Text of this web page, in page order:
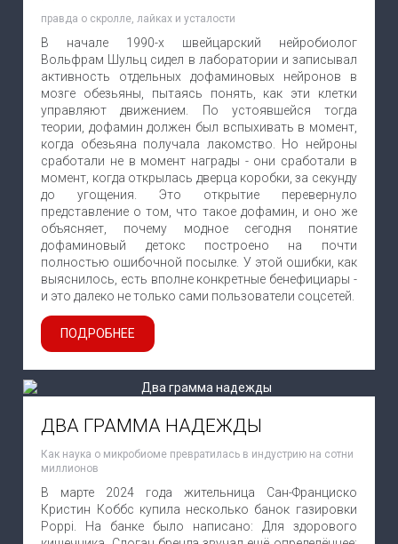
правда о скролле, лайках и усталости
В начале 1990-х швейцарский нейробиолог
Вольфрам Шульц сидел в лаборатории и записывал
активность отдельных дофаминовых нейронов в
мозге обезьяны, пытаясь понять, как эти клетки
управляют движением. По устоявшейся тогда
теории, дофамин должен был вспыхивать в момент,
когда обезьяна получала лакомство. Но нейроны
сработали не в момент награды - они сработали в
момент, когда открылась дверца коробки, за секунду
до угощения. Это открытие перевернуло
представление о том, что такое дофамин, и оно же
объясняет, почему модное сегодня понятие
дофаминовый детокс построено на почти
полностью ошибочной посылке. У этой ошибки, как
выяснилось, есть вполне конкретные бенефициары -
и это далеко не только сами пользователи соцсетей.
ПОДРОБНЕЕ
ДВА ГРАММА НАДЕЖДЫ
Как наука о микробиоме превратилась в индустрию на сотни
миллионов
В марте 2024 года жительница Сан-Франциско
Кристин Коббс купила несколько банок газировки
Poppi. На банке было написано: Для здорового